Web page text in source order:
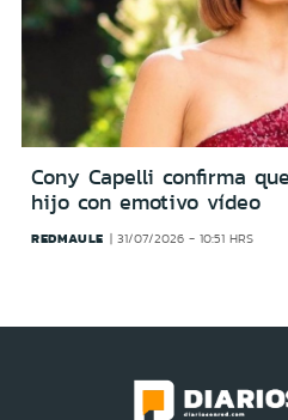
Cony Capelli confirma
hijo con emotivo vídeo
REDMAULE 31/07/2026 - 10:51 HRS